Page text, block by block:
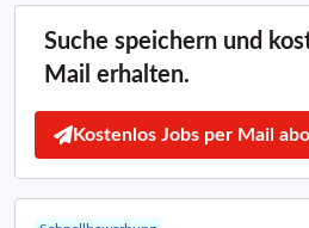
Suche speichern und
Mail erhalten.
Kostenlos Jobs per Mail